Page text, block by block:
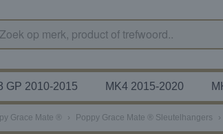
GP 2010-2015 MK4 2015-2020
Grace Mate ® › Poppy Grace Mate ® Sleutelhangers ›